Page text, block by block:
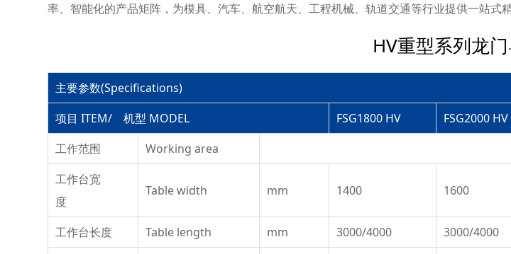
率、智能化的产品矩阵，为模具、汽车、航空航天、工程机械、轨道交通等行业提供一站式
HV重型系列龙
主要参数(Specifications)
项目 ITEM/ 机型 MODEL
FSG1800 HV FSG2000 HV
工作范围
Working area
工作台宽
度
Table width mm 1400 1600
工作台长度 Table length mm 3000/4000 3000/4000